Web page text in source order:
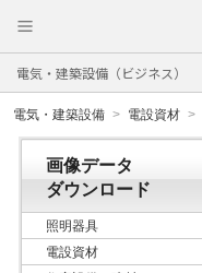
電気・建築設備（ビジネス）
電気・建築設備 電設資材
画像データ
ダウンロード
照明器具
電設資材